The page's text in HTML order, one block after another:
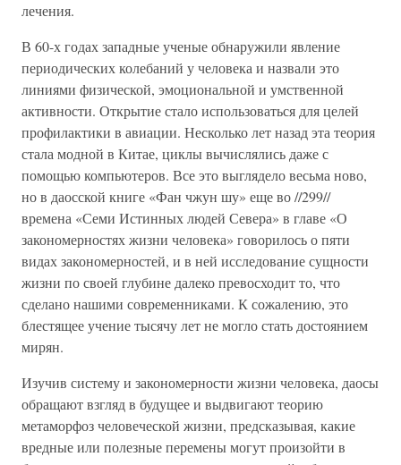
лечения.
В 60-х годах западные ученые обнаружили явление
периодических колебаний у человека и назвали это
линиями физической, эмоциональной и умственной
активности. Открытие стало использоваться для целей
профилактики в авиации. Несколько лет назад эта теория
стала модной в Китае, циклы вычислялись даже с
помощью компьютеров. Все это выглядело весьма ново,
но в даосской книге «Фан чжун шу» еще во //299//
времена «Семи Истинных людей Севера» в главе «О
закономерностях жизни человека» говорилось о пяти
видах закономерностей, и в ней исследование сущности
жизни по своей глубине далеко превосходит то, что
сделано нашими современниками. К сожалению, это
блестящее учение тысячу лет не могло стать достоянием
мирян.
Изучив систему и закономерности жизни человека, даосы
обращают взгляд в будущее и выдвигают теорию
метаморфоз человеческой жизни, предсказывая, какие
вредные или полезные перемены могут произойти в